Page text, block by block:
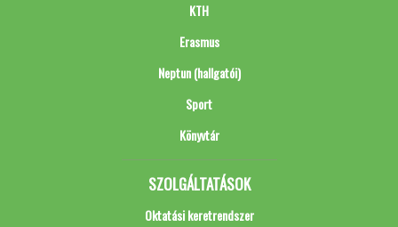
KTH
Erasmus
Neptun (hallgatói)
Sport
Könyvtár
SZOLGÁLTATÁSOK
Oktatási keretrendszer